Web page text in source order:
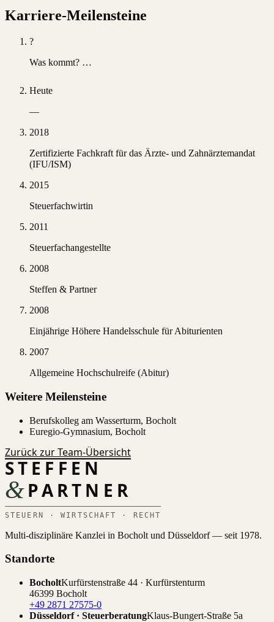
Karriere-Meilensteine
?
Was kommt? …
Heute
—
2018
Zertifizierte Fachkraft für das Ärzte- und Zahnärztemandat
(IFU/ISM)
2015
Steuerfachwirtin
2011
Steuerfachangestellte
2008
Steffen & Partner
2008
Einjährige Höhere Handelsschule für Abiturienten
2007
Allgemeine Hochschulreife (Abitur)
Weitere Meilensteine
Berufskolleg am Wasserturm, Bocholt
Euregio-Gymnasium, Bocholt
Zurück zur Team-Übersicht
STEFFEN
&PARTNER
STEUERN · WIRTSCHAFT · RECHT
Multi-disziplinäre Kanzlei in Bocholt und Düsseldorf — seit 1978.
Standorte
BocholtKurfürstenstraße 44 · Kurfürstenturm
46399 Bocholt
+49 2871 27575-0
Düsseldorf · SteuerberatungKlaus-Bungert-Straße 5a